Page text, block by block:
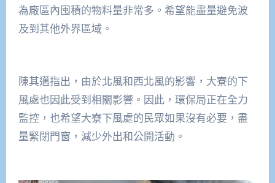
為廠區內囤積的物料量非常多。希望能盡量避免波
及到其他外界區域。
陳其邁指出，由於北風和西北風的影響，大寮的下
風處也因此受到相關影響。因此，環保局正在全力
監控，也希望大寮下風處的民眾如果沒有必要，盡
量緊閉門窗，減少外出和公開活動。